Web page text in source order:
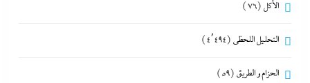
الأكل (76)
التحليل اللحظي (4٬494)
الحزام و الطريق (59)